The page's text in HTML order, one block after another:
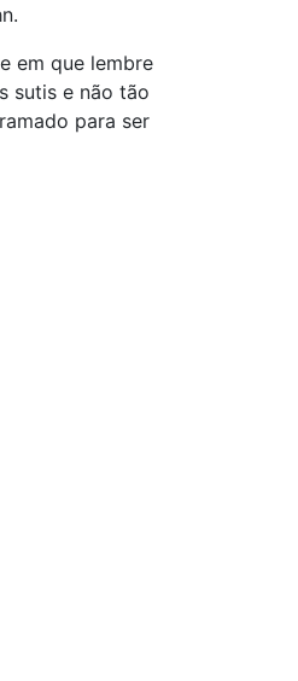
em que lembre
sutis e não tão
para ser